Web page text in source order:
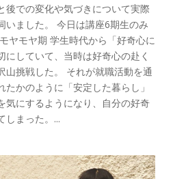
後での変化や気づきについて実際
いました。 今日は講座6期生のみ
ヤモヤ期 学生時代から「好奇心に
にしていて、当時は好奇心の赴く
山挑戦した。 それが就職活動を通
たかのように「安定した暮らし」
気にするようになり、自分の好奇
しまった。...